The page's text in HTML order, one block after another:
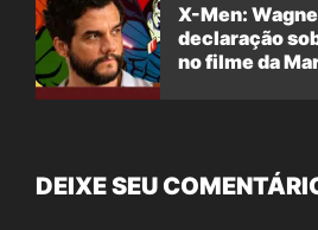
X-Men:
declaração
no filme da
DEIXE SEU